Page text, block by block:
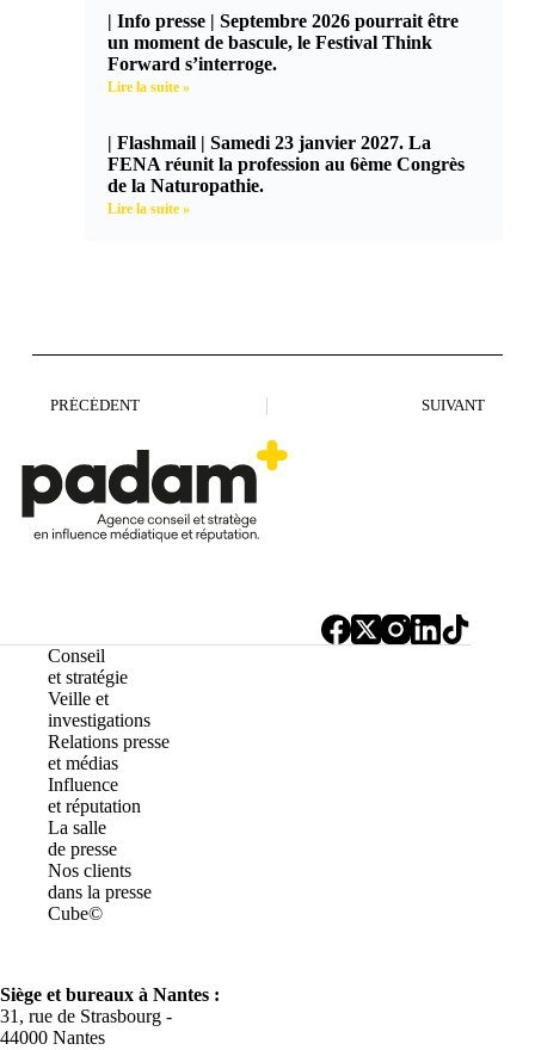
| Info presse | Septembre 2026 pourrait être
un moment de bascule, le Festival Think
Forward s’interroge.
Lire la suite »
| Flashmail | Samedi 23 janvier 2027. La
FENA réunit la profession au 6ème Congrès
de la Naturopathie.
Lire la suite »
PRÉCÉDENT SUIVANT
Conseil
et stratégie
Veille et
investigations
Relations presse
et médias
Influence
et réputation
La salle
de presse
Nos clients
dans la presse
Cube©
Siège et bureaux à Nantes :
31, rue de Strasbourg -
44000 Nantes